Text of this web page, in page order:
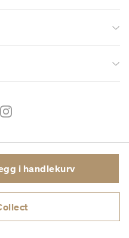
i handlekurv
930